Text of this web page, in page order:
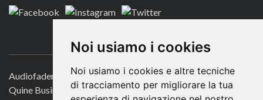
Noi usiamo i cookies
Noi usiamo i cookies e altre tecniche
di tracciamento per migliorare la tua
CONTATTACI
Audiofader.com
Quine Business Publisher